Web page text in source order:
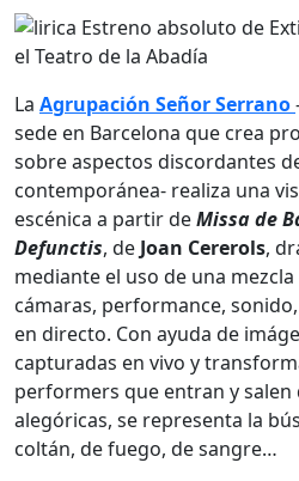
La Agrupación Señor Serrano
sede en Barcelona que crea
sobre aspectos discordantes
contemporánea- realiza una
escénica a partir deMissa de
Defunctis, de Joan Cererols,
mediante el uso de una
cámaras, performance,
en directo. Con ayuda de
capturadas en vivo y
performers que entran y
alegóricas, se representa la
coltán, de fuego, de sangre…